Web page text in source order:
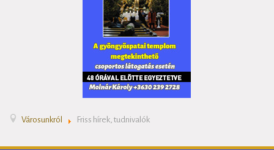
Városunkról Friss hírek, tudnivalók